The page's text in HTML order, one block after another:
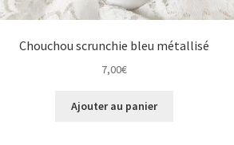
Chouchou scrunchie bleu métallisé
7,00€
Ajouter au panier